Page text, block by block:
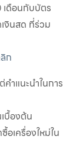
เดือนกับบัตร
งินสด ที่ร่วม
ก
ำแนะนำในการ
บื้องต้น
เครื่องใหม่ใน